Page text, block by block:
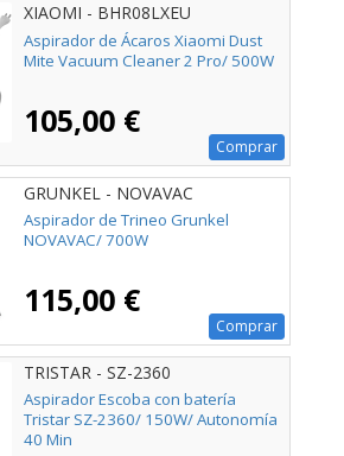
XIAOMI - BHR08LXEU
Aspirador de Ácaros Xiaomi Dust
Mite Vacuum Cleaner 2 Pro/ 500W
105,00 €
Comprar
GRUNKEL - NOVAVAC
Aspirador de Trineo Grunkel
NOVAVAC/ 700W
115,00 €
Comprar
TRISTAR - SZ-2360
Aspirador Escoba con batería
Tristar SZ-2360/ 150W/ Autonomía
40 Min